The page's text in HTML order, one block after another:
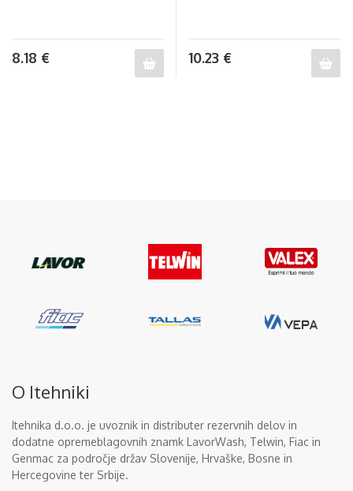
8.18 € 10.23 €
O Itehniki
Itehnika d.o.o. je uvoznik in distributer rezervnih delov in
dodatne opremeblagovnih znamk LavorWash, Telwin, Fiac in
Genmac za področje držav Slovenije, Hrvaške, Bosne in
Hercegovine ter Srbije.